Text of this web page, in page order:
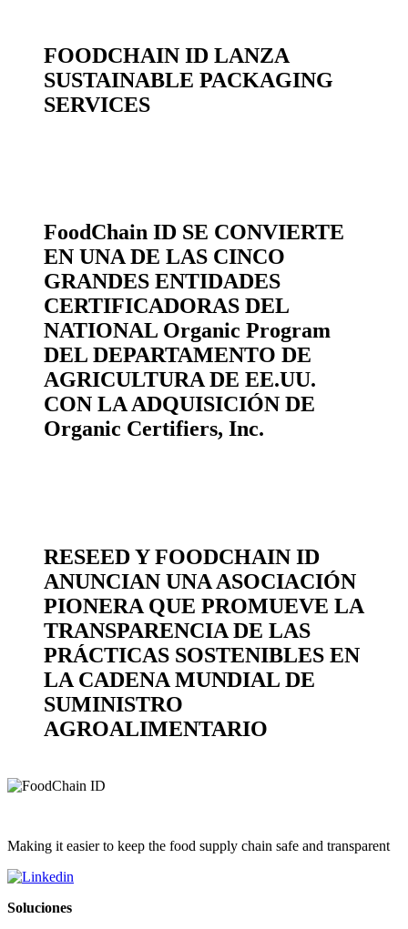
FOODCHAIN ID LANZA
SUSTAINABLE PACKAGING
SERVICES
FoodChain ID SE CONVIERTE
EN UNA DE LAS CINCO
GRANDES ENTIDADES
CERTIFICADORAS DEL
NATIONAL Organic Program
DEL DEPARTAMENTO DE
AGRICULTURA DE EE.UU.
CON LA ADQUISICIÓN DE
Organic Certifiers, Inc.
RESEED Y FOODCHAIN ID
ANUNCIAN UNA ASOCIACIÓN
PIONERA QUE PROMUEVE LA
TRANSPARENCIA DE LAS
PRÁCTICAS SOSTENIBLES EN
LA CADENA MUNDIAL DE
SUMINISTRO
AGROALIMENTARIO
Making it easier to keep the food supply chain safe and transparent
Soluciones